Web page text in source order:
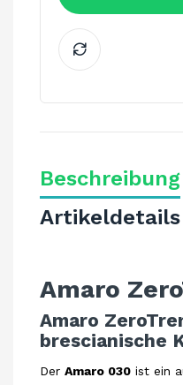
Beschreibung
Artikeldetails
Amaro
Amaro
brescianische
Der Amaro 030 ist ein